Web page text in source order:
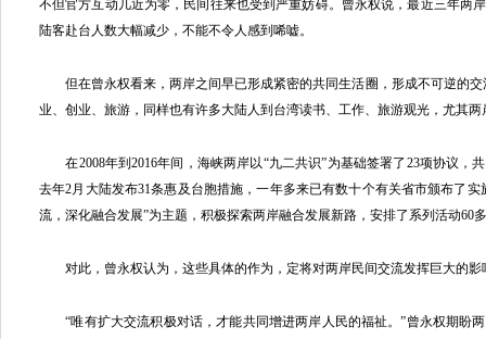
不但官方互动几近为零，民间往来也受到严重妨碍。曾永权说，最近三年两
陆客赴台人数大幅减少，不能不令人感到唏嘘。
但在曾永权看来，两岸之间早已形成紧密的共同生活圈，形成不可逆的交
业、创业、旅游，同样也有许多大陆人到台湾读书、工作、旅游观光，尤其两
在2008年到2016年间，海峡两岸以“九二共识”为基础签署了23项协议，
去年2月大陆发布31条惠及台胞措施，一年多来已有数十个有关省市颁布了
流，深化融合发展”为主题，积极探索两岸融合发展新路，安排了系列活动60
对此，曾永权认为，这些具体的作为，定将对两岸民间交流发挥巨大的影
“唯有扩大交流积极对话，才能共同增进两岸人民的福祉。”曾永权期盼